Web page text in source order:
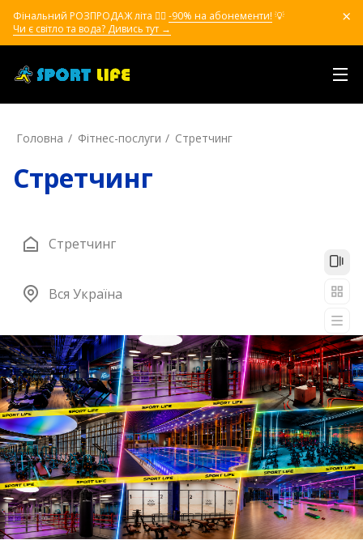
Фінальний РОЗПРОДАЖ літа ❤️‍🔥 -90% на абонементи! 💡
Чи є світло та вода? Дивись тут →
Головна Фітнес-послуги Стретчинг
Стретчинг
Стретчинг
Вся Україна